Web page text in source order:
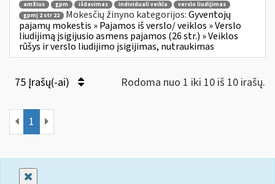
amžius gpm išdavimas individuali veikla
verslo liudijimas
gpmį 2 str 22
Mokesčių žinyno kategorijos:Gyventojų
pajamų mokestis » Pajamos iš verslo/ veiklos » Verslo
liudijimą įsigijusio asmens pajamos (26 str.) » Veiklos
rūšys ir verslo liudijimo įsigijimas, nutraukimas
75 Įrašų(-ai) Rodoma nuo 1 iki 10 iš 10 irašų.
1